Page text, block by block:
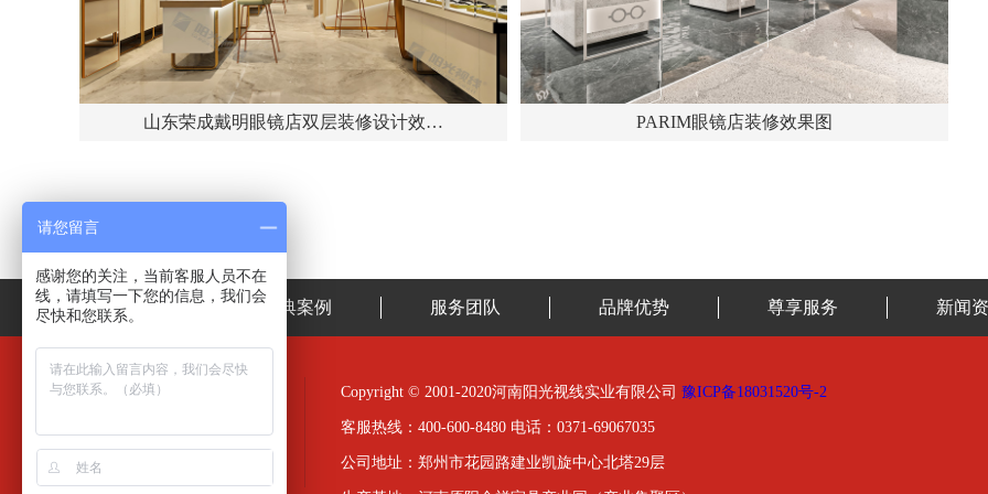
山东荣成戴明眼镜店双层装修设计效… PARIM眼镜店装修效果图
首页 经典案例 服务团队 品牌优势 尊享服务 新闻
Copyright © 2001-2020河南阳光视线实业有限公司 豫ICP备18031520号-2
客服热线：400-600-8480 电话：0371-69067035
公司地址：郑州市花园路建业凯旋中心北塔29层
请您留言
感谢您的关注，当前客服人员不在
线，请填写一下您的信息，我们会
尽快和您联系。